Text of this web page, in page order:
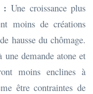
: Une croissance plus
moins de créations
hausse du chômage.
une demande atone et
moins enclines à
être contraintes de